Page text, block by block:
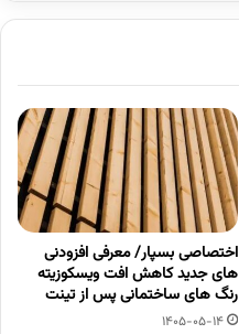
اختصاصی بسپار/ معرفی افزودنی
های جدید کاهش افت ویسکوزیته
رنگ های ساختمانی پس از تینت
1405-05-14